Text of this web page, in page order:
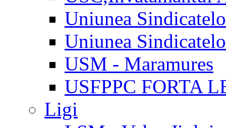
Uniunea
Uniunea
USM - Maramures
USFPPC FORTA
Ligi